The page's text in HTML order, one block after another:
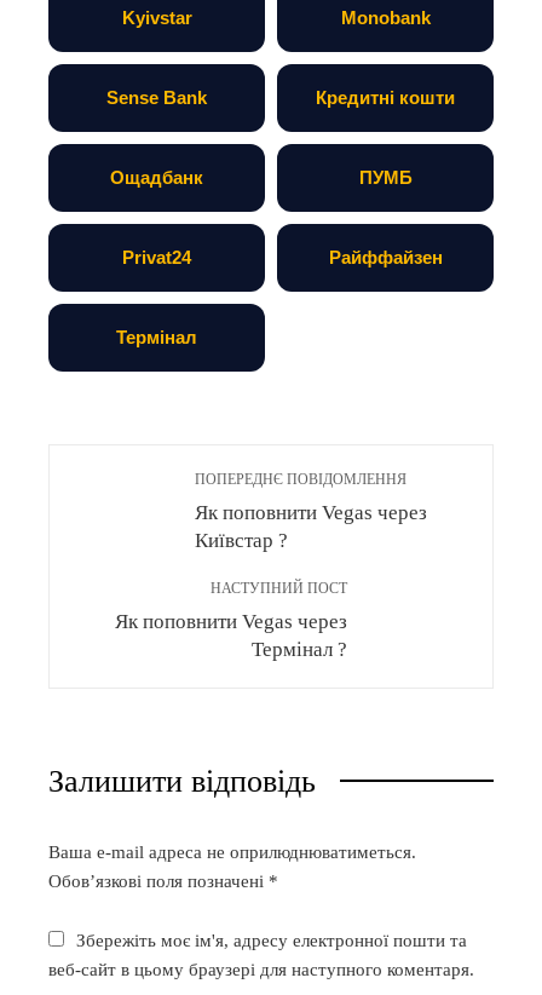
Kyivstar Monobank
Sense Bank Кредитні кошти
Ощадбанк ПУМБ
Privat24 Райффайзен
Термінал
ПОПЕРЕДНЄ ПОВІДОМЛЕННЯ
Як поповнити Vegas через
Київстар ?
НАСТУПНИЙ ПОСТ
Як поповнити Vegas через
Термінал ?
Залишити відповідь
Ваша e-mail адреса не оприлюднюватиметься.
Обов’язкові поля позначені *
Збережіть моє ім'я, адресу електронної пошти та
веб-сайт в цьому браузері для наступного коментаря.